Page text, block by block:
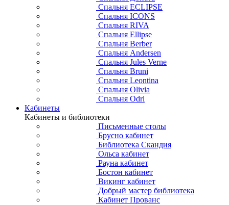
Спальня ECLIPSE
Спальня ICONS
Спальня RIVA
Спальня Ellipse
Спальня Berber
Спальня Andersen
Спальня Jules Verne
Спальня Bruni
Спальня Leontina
Спальня Olivia
Спальня Odri
Кабинеты
Кабинеты и библиотеки
Письменные столы
Брусно кабинет
Библиотека Скандия
Ольса кабинет
Рауна кабинет
Бостон кабинет
Викинг кабинет
Добрый мастер библиотека
Кабинет Прованс